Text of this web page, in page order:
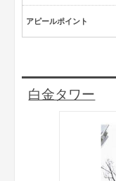
アピールポイント
白金タワー